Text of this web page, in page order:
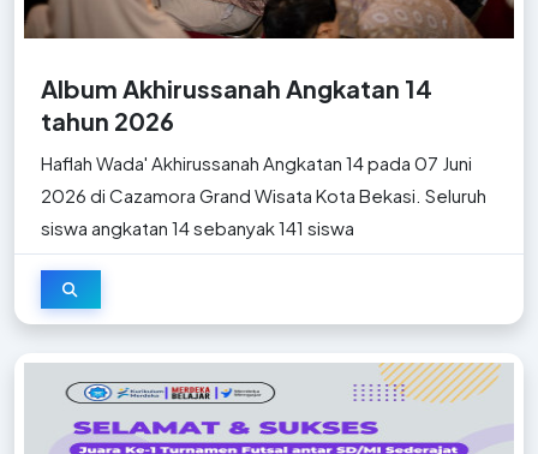
Album Akhirussanah Angkatan 14
tahun 2026
Haflah Wada' Akhirussanah Angkatan 14 pada 07 Juni
2026 di Cazamora Grand Wisata Kota Bekasi. Seluruh
siswa angkatan 14 sebanyak 141 siswa